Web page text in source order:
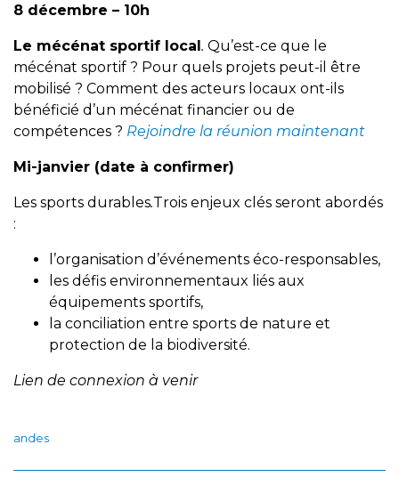
8 décembre – 10h
Le mécénat sportif local. Qu’est-ce que le
mécénat sportif ? Pour quels projets peut-il être
mobilisé ? Comment des acteurs locaux ont-ils
bénéficié d’un mécénat financier ou de
compétences ? Rejoindre la réunion maintenant
Mi-janvier (date à confirmer)
Les sports durables.Trois enjeux clés seront abordés
:
l’organisation d’événements éco-responsables,
les défis environnementaux liés aux
équipements sportifs,
la conciliation entre sports de nature et
protection de la biodiversité.
Lien de connexion à venir
andes